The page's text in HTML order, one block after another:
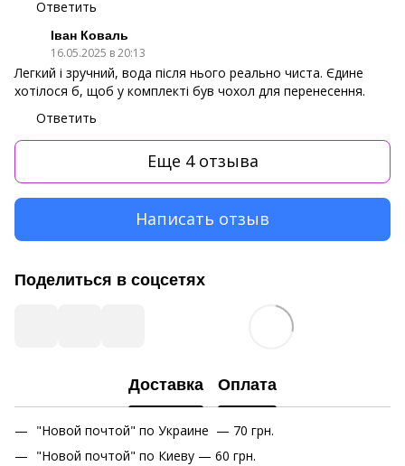
Ответить
Іван Коваль
16.05.2025 в 20:13
Легкий і зручний, вода після нього реально чиста. Єдине
хотілося б, щоб у комплекті був чохол для перенесення.
Ответить
Еще 4 отзыва
Написать отзыв
Поделиться в соцсетях
Доставка Оплата
"Новой почтой" по Украине — 70 грн.
"Новой почтой" по Киеву — 60 грн.